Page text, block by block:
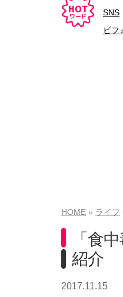
SNS
ビフ
HOME ライフ
「食
紹介
2017.11.15